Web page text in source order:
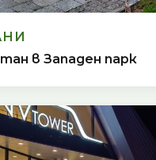
в Западен парк